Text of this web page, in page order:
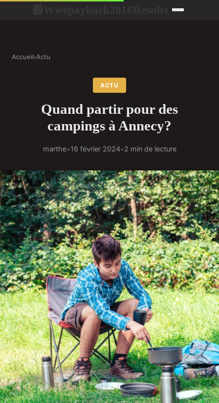
Accueil›Actu
ACTU
Quand partir pour des
campings à Annecy?
marthe•16 février 2024•2 min de lecture